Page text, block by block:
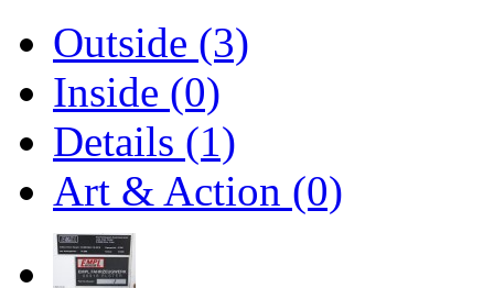
Outside (3)
Inside (0)
Details (1)
Art & Action (0)